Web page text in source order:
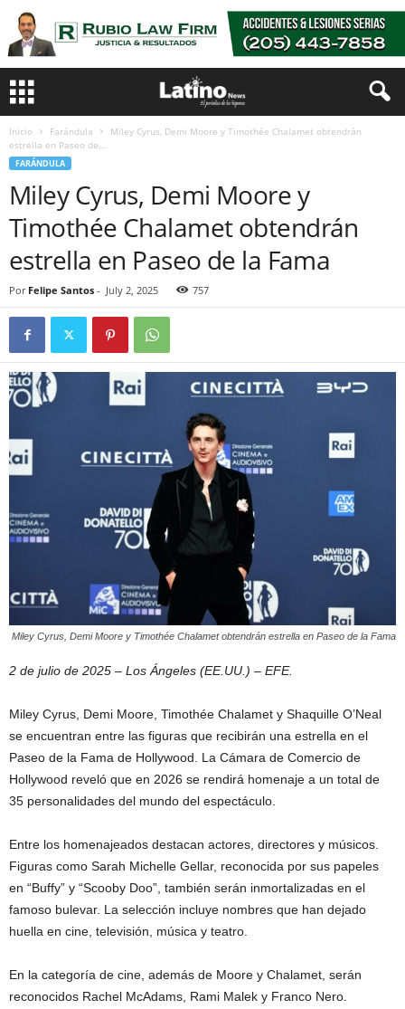
Inicio Farándula
Miley Cyrus, Demi Moore y Timothée Chalamet obtendrán
estrella en Paseo de...
FARÁNDULA
Miley Cyrus, Demi Moore y
Timothée Chalamet obtendrán
estrella en Paseo de la Fama
Por Felipe Santos - July 2, 2025 757
Miley Cyrus, Demi Moore y Timothée Chalamet obtendrán estrella en Paseo de la Fama
2 de julio de 2025 – Los Ángeles (EE.UU.) – EFE.
Miley Cyrus, Demi Moore, Timothée Chalamet y Shaquille O’Neal
se encuentran entre las figuras que recibirán una estrella en el
Paseo de la Fama de Hollywood. La Cámara de Comercio de
Hollywood reveló que en 2026 se rendirá homenaje a un total de
35 personalidades del mundo del espectáculo.
Entre los homenajeados destacan actores, directores y músicos.
Figuras como Sarah Michelle Gellar, reconocida por sus papeles
en “Buffy” y “Scooby Doo”, también serán inmortalizadas en el
famoso bulevar. La selección incluye nombres que han dejado
huella en cine, televisión, música y teatro.
En la categoría de cine, además de Moore y Chalamet, serán
reconocidos Rachel McAdams, Rami Malek y Franco Nero.